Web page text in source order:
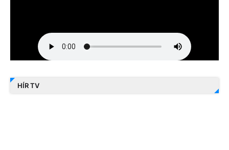
HÍR TV